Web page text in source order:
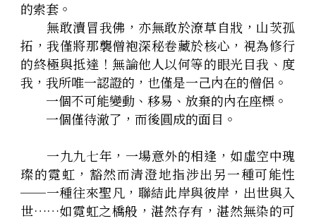
的索套。
無敢瀆冒我佛，亦無敢於潦草自戕，山茨孤
拓，我僅將那襲僧袍深秘卷藏於核心，視為修行
的終極與抵達！無論他人以何等的眼光目我、度
我，我所唯一認證的，也僅是一己內在的僧侶。
一個不可能變動、移易、放棄的內在座標。
一個僅待澈了，而後圓成的面目。
一九九七年，一場意外的相逢，如虛空中瑰
璨的霓虹，豁然而清澄地指涉出另一種可能性
──一種往來聖凡，聯結此岸與彼岸，出世與入
世……如霓虹之橋般，湛然存有，湛然無染的可